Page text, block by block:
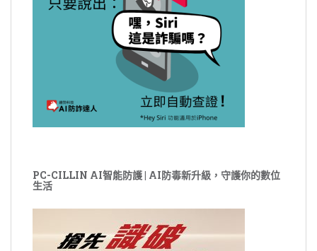
PC-CILLIN AI智能防護 | AI防毒新升級，守護你的數位
生活